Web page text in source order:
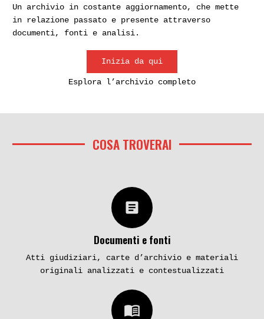
Un archivio in costante aggiornamento, che mette
in relazione passato e presente attraverso
documenti, fonti e analisi.
Inizia da qui
Esplora l’archivio completo
COSA TROVERAI
article
Documenti e fonti
Atti giudiziari, carte d’archivio e materiali
originali analizzati e contestualizzati
menu_book